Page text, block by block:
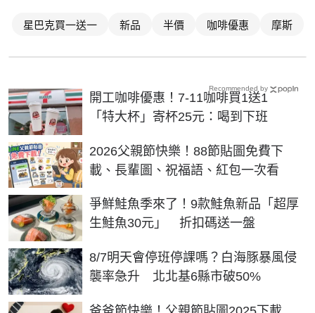
星巴克買一送一 新品 半價 咖啡優惠 摩斯
開工咖啡優惠！7-11咖啡買1送1
「特大杯」寄杯25元：喝到下班
2026父親節快樂！88節貼圖免費下
載、長輩圖、祝福語、紅包一次看
爭鮮鮭魚季來了！9款鮭魚新品「超厚
生鮭魚30元」 折扣碼送一盤
8/7明天會停班停課嗎？白海豚暴風侵
襲率急升 北北基6縣市破50%
Recommended by